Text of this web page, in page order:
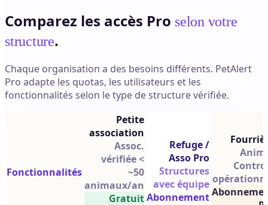
Comparez les accès Pro selon votre
structure.
Chaque organisation a des besoins différents. PetAlert
Pro adapte les quotas, les utilisateurs et les
fonctionnalités selon le type de structure vérifiée.
Fonctionnalités
Petite
association
Assoc.
vérifiée <
~50
animaux/an
Gratuit
Refuge /
Asso Pro
Structures
avec équipe
Abonnement